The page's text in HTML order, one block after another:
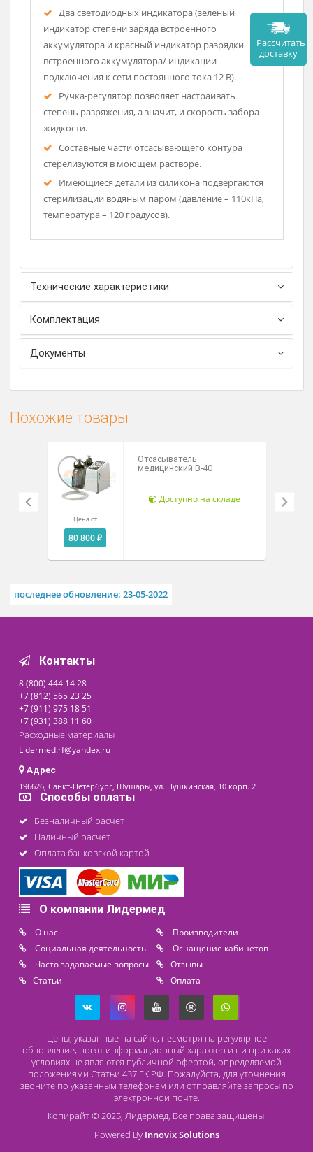
Вакуумный насос (безмасляный тип).
Встроенный источник питания.
Регулятор разрежения.
Отсасыватель можно использовать в
220 В, от встроенного источника питания, так и от
внешнего источника постоянного тока
(напряжение 12 вольт).
Два светодиодных индикатора (зелёный
индикатор степени заряда встроенного
аккумулятора и красный индикатор разрядки
встроенного аккумулятора/ индикации
подключения к сети постоянного тока 12 В).
степень разряжения, а значит, и скорость забора
жидкости.
Составные части отсасывающего контура
стерелизуются в моющем растворе.
Имеющиеся детали из силикона подвергаются
стерилизации водяным паром (давление – 110кПа,
температура – 120 градусов).
Технические характеристики
Документы
Похожие товары
Цена от
80 800 ₽
Контакты
8 (800) 444 14 28
+7 (911) 975 18 51
+7 (931) 388 11 60
Расходные материалы
Lidermed.rf@yandex.ru
Способы оплаты
Безналичный расчет
Наличный расчет
Оплата банковской картой